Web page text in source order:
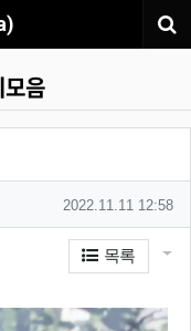
음
작성일
2022.11.11 12:58
목록 게